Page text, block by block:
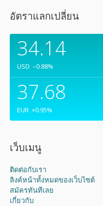
อัตราแลกเปลี่ยน
34.14
USD –0.88%
37.68
EUR +0.95%
เว็บเมนู
ติดต่อกับเรา
ลิงค์หน้าทั้งหมดของเว็บไซต์
สมัครทันทีเลย
เกี่ยวกับ